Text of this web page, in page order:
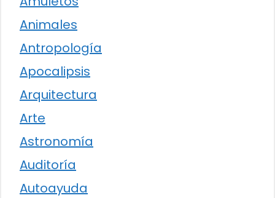
Animales
Antropología
Apocalipsis
Arquitectura
Arte
Astronomía
Auditoría
Autoayuda